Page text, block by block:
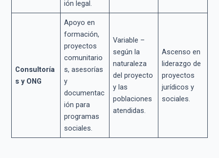
ión legal.
Consultoría
s y ONG
Apoyo en
formación,
proyectos
comunitario
s, asesorías
y
documentac
ión para
programas
sociales.
Variable –
según la
naturaleza
del proyecto
y las
poblaciones
atendidas.
Ascenso en
liderazgo de
proyectos
jurídicos y
sociales.